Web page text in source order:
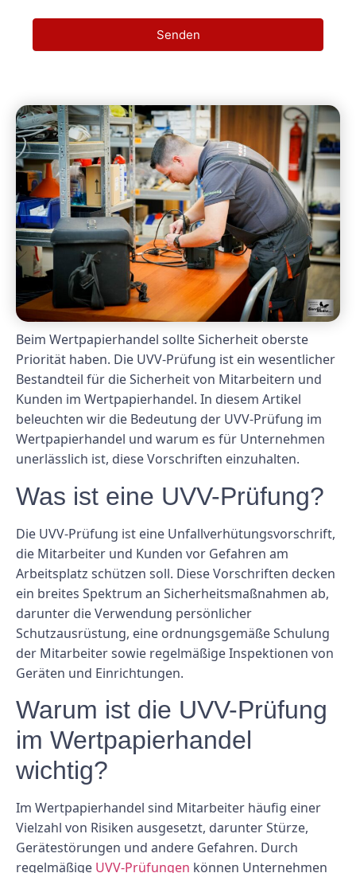
Senden
Beim Wertpapierhandel sollte Sicherheit oberste
Priorität haben. Die UVV-Prüfung ist ein wesentlicher
Bestandteil für die Sicherheit von Mitarbeitern und
Kunden im Wertpapierhandel. In diesem Artikel
beleuchten wir die Bedeutung der UVV-Prüfung im
Wertpapierhandel und warum es für Unternehmen
unerlässlich ist, diese Vorschriften einzuhalten.
Was ist eine UVV-Prüfung?
Die UVV-Prüfung ist eine Unfallverhütungsvorschrift,
die Mitarbeiter und Kunden vor Gefahren am
Arbeitsplatz schützen soll. Diese Vorschriften decken
ein breites Spektrum an Sicherheitsmaßnahmen ab,
darunter die Verwendung persönlicher
Schutzausrüstung, eine ordnungsgemäße Schulung
der Mitarbeiter sowie regelmäßige Inspektionen von
Geräten und Einrichtungen.
Warum ist die UVV-Prüfung
im Wertpapierhandel
wichtig?
Im Wertpapierhandel sind Mitarbeiter häufig einer
Vielzahl von Risiken ausgesetzt, darunter Stürze,
Gerätestörungen und andere Gefahren. Durch
regelmäßige UVV-Prüfungen können Unternehmen